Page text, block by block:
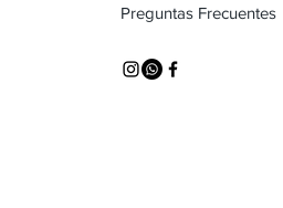
Preguntas Frecuentes